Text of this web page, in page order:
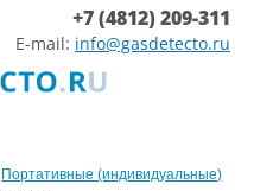
+7 (4812) 209-311
E-mail: info@gasdetecto.ru
Портативные (индивидуальные)